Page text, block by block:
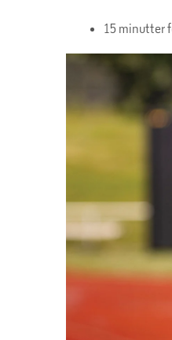
15 minutter